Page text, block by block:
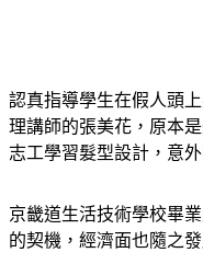
認真指導學生在假人頭
理講師的張美花，原本
京畿道生活技術學校畢